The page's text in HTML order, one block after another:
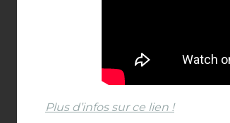
Plus d’infos sur ce lien !